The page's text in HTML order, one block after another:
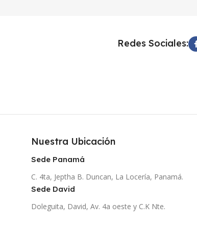
Redes Sociales:
Nuestra Ubicación
Sede Panamá
C. 4ta, Jeptha B. Duncan, La Locería, Panamá.
Sede David
Doleguita, David, Av. 4a oeste y C.K Nte.